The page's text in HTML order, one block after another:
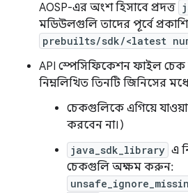
AOSP-এর অংশ হিসাবে প্রদত্ত
মডিউলগুলি তাদের পূর্বে
prebuilts/sdk/<latest
API স্পেসিফিকেশন ফাইল চেক
নিম্নলিখিত তিনটি জিনিসের
চেকগুলিকে এগিয়ে
করবেন না।)
java_sdk_library এ
চেকগুলি অক্ষম করুন: